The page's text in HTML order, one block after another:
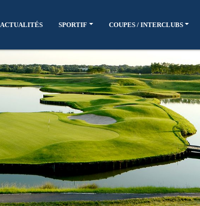
ACTUALITÉS SPORTIF COUPES / INTERCLUBS